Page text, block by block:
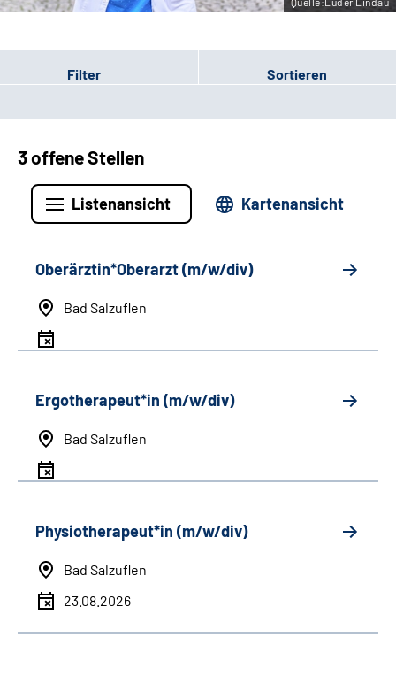
Filter Sortieren
3 offene Stellen
Listenansicht Kartenansicht
Oberärztin*Oberarzt (m/w/div)
Bad Salzuflen
Ergotherapeut*in (m/w/div)
Bad Salzuflen
Physiotherapeut*in (m/w/div)
Bad Salzuflen
23.08.2026